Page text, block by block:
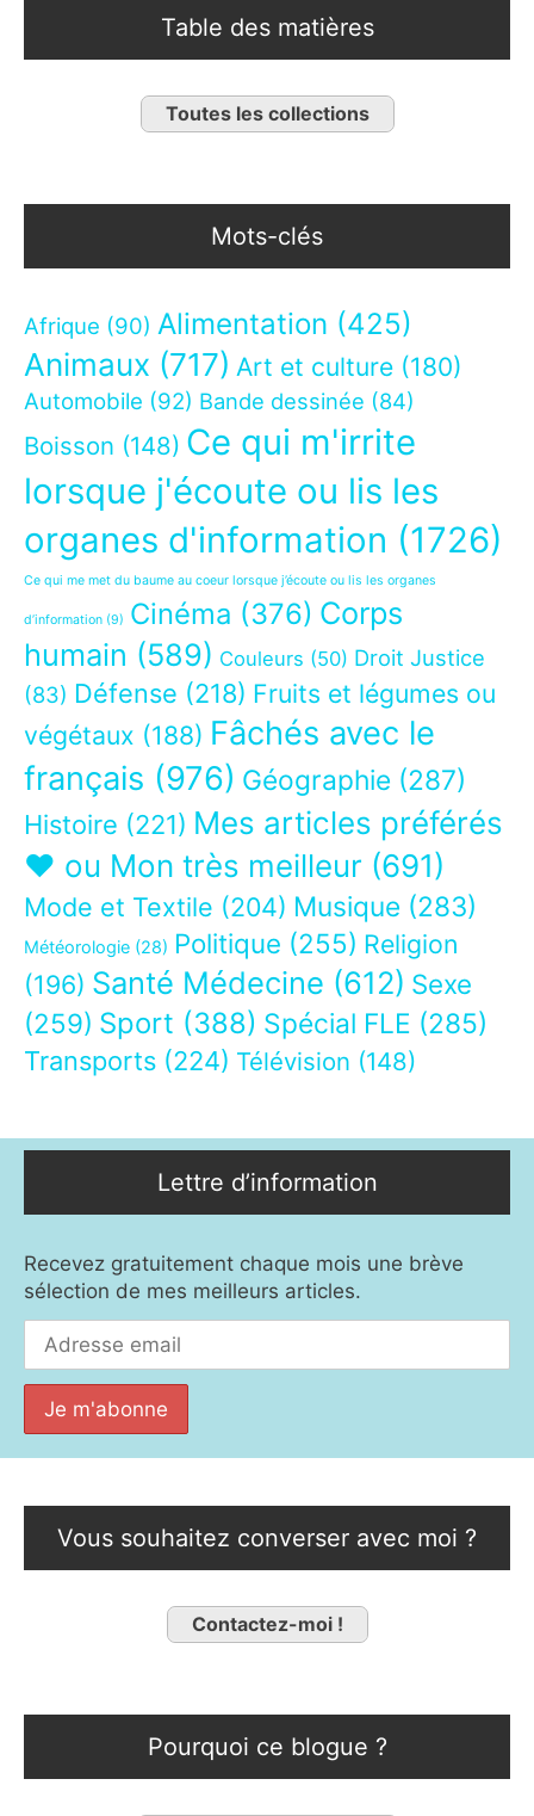
Table des matières
Toutes les collections
Mots-clés
Afrique (90) Alimentation (425)
Animaux (717) Art et culture (180)
Automobile (92) Bande dessinée (84)
Boisson (148) Ce qui m'irrite
lorsque j'écoute ou lis les
organes d'information (1726)
Ce qui me met du baume au coeur lorsque j’écoute ou lis les organes
d’information (9) Cinéma (376) Corps
humain (589) Couleurs (50) Droit Justice
(83) Défense (218) Fruits et légumes ou
végétaux (188) Fâchés avec le
français (976) Géographie (287)
Histoire (221) Mes articles préférés
❤ ou Mon très meilleur (691)
Mode et Textile (204) Musique (283)
Météorologie (28) Politique (255) Religion
(196) Santé Médecine (612) Sexe
(259) Sport (388) Spécial FLE (285)
Transports (224) Télévision (148)
Lettre d’information
Recevez gratuitement chaque mois une brève
sélection de mes meilleurs articles.
Vous souhaitez converser avec moi ?
Contactez-moi !
Pourquoi ce blogue ?